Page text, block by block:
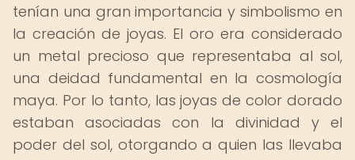
tenían una gran importancia y simbolismo en
la creación de joyas. El oro era considerado
un metal precioso que representaba al sol,
una deidad fundamental en la cosmología
maya. Por lo tanto, las joyas de color dorado
estaban asociadas con la divinidad y el
poder del sol, otorgando a quien las llevaba